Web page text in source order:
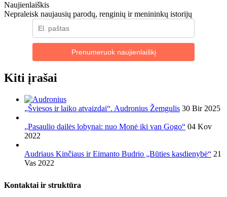
Naujienlaiškis
Nepraleisk naujausių parodų, renginių ir menininkų istorijų
Prenumeruok naujienlaiškį
Kiti įrašai
„Šviesos ir laiko atvaizdai“. Audronius Žemgulis 30 Bir 2025
„Pasaulio dailės lobynai: nuo Monė iki van Gogo“ 04 Kov
2022
Audriaus Kinčiaus ir Eimanto Budrio „Būties kasdienybė“ 21
Vas 2022
Kontaktai ir struktūra